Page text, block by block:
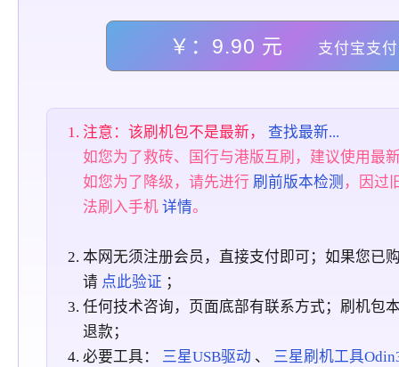
￥：9.90 元 支付宝支付
注意：该刷机包不是最新， 查找最新...
如您为了救砖、国行与港版互刷，建议使用最
如您为了降级，请先进行 刷前版本检测 ，因过
法刷入手机详情。
本网无须注册会员，直接支付即可；如果您已
请 点此验证 ；
任何技术咨询，页面底部有联系方式；刷机包
退款；
必要工具： 三星USB驱动 、 三星刷机工具